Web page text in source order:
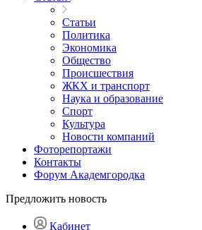
Статьи
Политика
Экономика
Общество
Происшествия
ЖКХ и транспорт
Наука и образование
Спорт
Культура
Новости компаний
Фоторепортажи
Контакты
Форум Академгородка
Предложить новость
Кабинет